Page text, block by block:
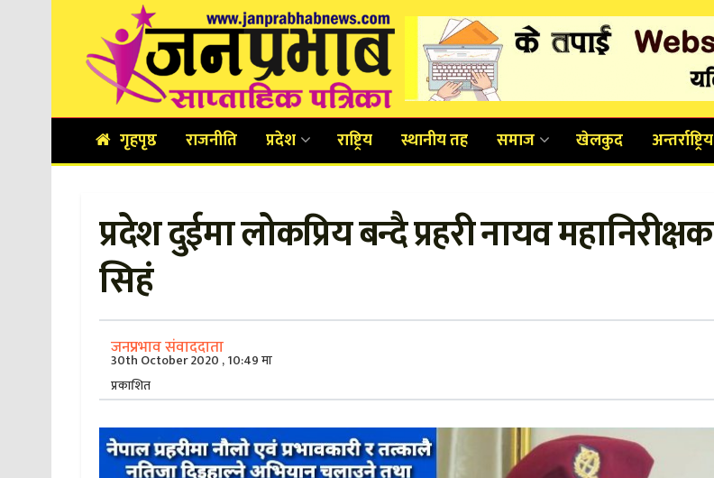
गृहपृष्ठ राजनीति प्रदेश राष्ट्रिय स्थानीय तह समाज खेलकुद अन्तर्राष्ट्रिय
प्रदेश दुईमा लोकप्रिय बन्दै प्रहरी नायव महानिरीक्षक
सिहं
जनप्रभाव संवाददाता
30th October 2020 , 10:49 मा
प्रकाशित